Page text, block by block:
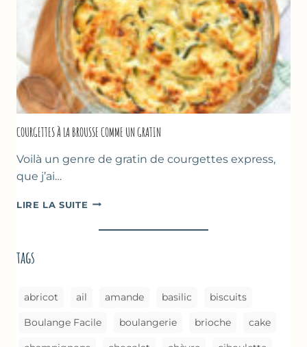
–
CUISSON
AU
FOUR
COURGETTES À LA BROUSSE COMME UN GRATIN
Voilà un genre de gratin de courgettes express,
que j’ai…
LIRE LA SUITE COURGETTES
LA
tags
abricot ail amande basilic biscuits
Boulange Facile boulangerie brioche cake